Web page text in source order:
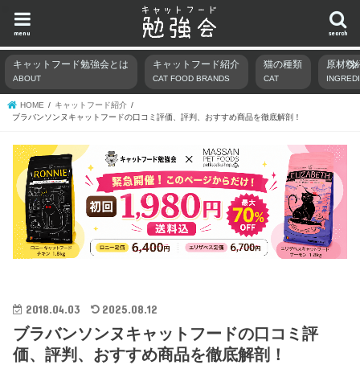
search
menu
キャットフード勉強会とは
ABOUT
キャットフード紹介
CAT FOOD BRANDS
猫の種類
CAT
原材料
HOME
キャットフード紹介
ブラバンソンヌキャットフードの口コミ評価、評判、おすすめ商品を徹底解剖！
2018.04.03 2025.08.12
ブラバンソンヌキャットフードの口コミ評
価、評判、おすすめ商品を徹底解剖！